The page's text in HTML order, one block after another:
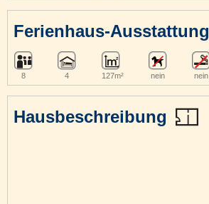
Hausbeschreibung
Ferienhaus-Ausstattung
8 4 127m² nein nein